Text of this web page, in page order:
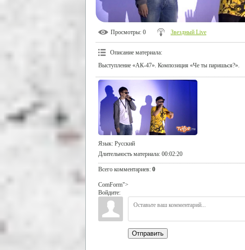
Просмотры: 0 Звездный Live
Описание материала:
Выступление «АК-47». Композиция «Че ты паришься?».
Язык: Русский
Длительность материала: 00:02:20
Всего комментариев: 0
ComForm">
Войдите:
Отправить